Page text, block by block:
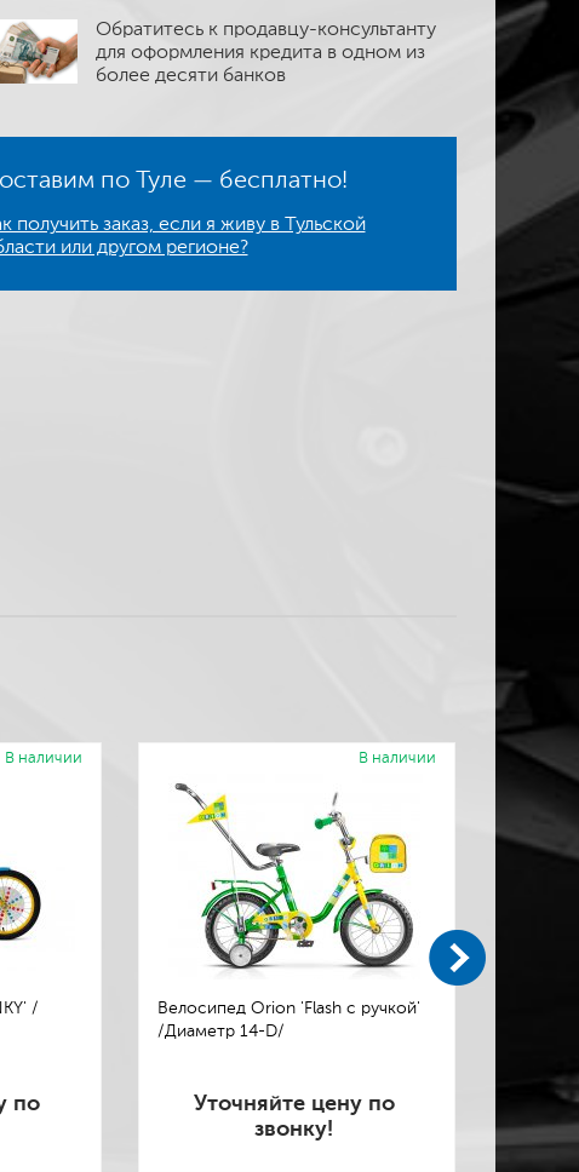
Обратитесь к продавцу-консультанту
для оформления кредита в одном из
более десяти банков
по Туле — бесплатно!
получить заказ, если я живу в Тульской
или другом регионе?
/
по
В наличии
Велосипед Orion 'Flash с ручкой'
/Диаметр 14-D/
Уточняйте цену по
звонку!
В наличии